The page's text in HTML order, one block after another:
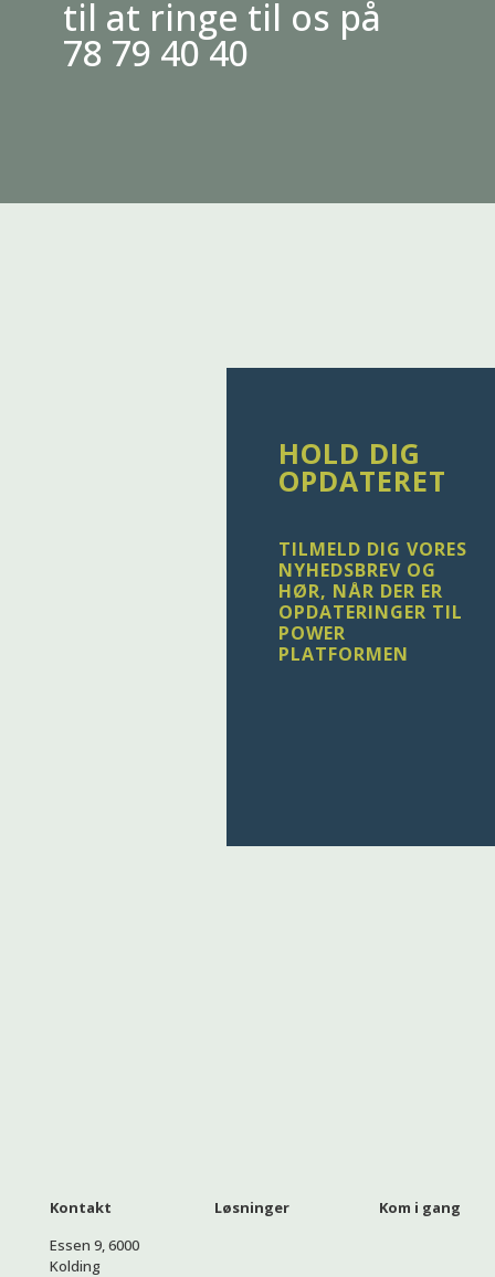
til at ringe til os på
78 79 40 40
HOLD DIG
OPDATERET
TILMELD DIG VORES
NYHEDSBREV OG
HØR, NÅR DER ER
OPDATERINGER TIL
POWER
PLATFORMEN
Kontakt
Essen 9, 6000
Kolding
Løsninger Kom i gang